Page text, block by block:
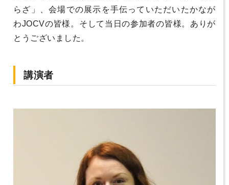
らざ」、会場での展示を手伝っていただいたかなが
わJOCVの皆様。そして当日の参加者の皆様。ありが
とうございました。
講演者